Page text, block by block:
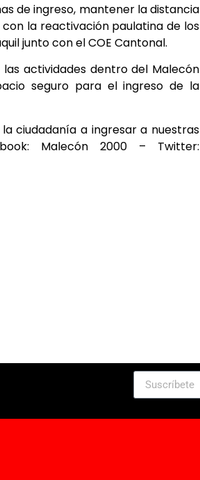
de ingreso, mantener la distancia
la reactivación paulatina de los
junto con el COE Cantonal.
actividades dentro del Malecón
seguro para el ingreso de la
ciudadanía a ingresar a nuestras
Malecón 2000 – Twitter: